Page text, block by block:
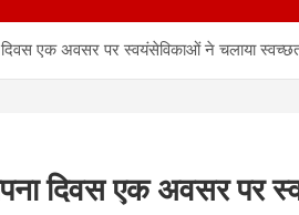
दिवस एक अवसर पर स्वयंसेविकाओं ने चलाया
दिवस एक अवसर पर